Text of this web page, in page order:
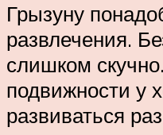
Грызуну
развлечения.
слишком
подвижности у
развиваться